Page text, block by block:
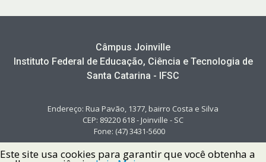
Câmpus Joinville
Instituto Federal de Educação, Ciência e Tecnologia de
Santa Catarina - IFSC
Endereço: Rua Pavão, 1377, bairro Costa e Silva
CEP: 89220 618 - Joinville - SC
Fone: (47) 3431-5600
Este site usa cookies para garantir que você obtenha a